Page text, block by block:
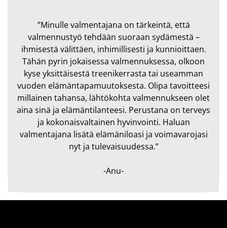
”Minulle valmentajana on tärkeintä, että
valmennustyö tehdään suoraan sydämestä –
ihmisestä välittäen, inhimillisesti ja kunnioittaen.
Tähän pyrin jokaisessa valmennuksessa, olkoon
kyse yksittäisestä treenikerrasta tai useamman
vuoden elämäntapamuutoksesta. Olipa tavoitteesi
millainen tahansa, lähtökohta valmennukseen olet
aina sinä ja elämäntilanteesi. Perustana on terveys
ja kokonaisvaltainen hyvinvointi. Haluan
valmentajana lisätä elämäniloasi ja voimavarojasi
nyt ja tulevaisuudessa.”
-Anu-